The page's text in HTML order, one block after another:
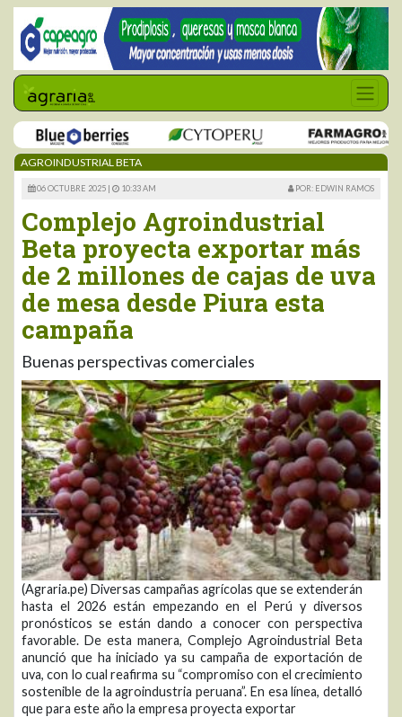
AGROINDUSTRIAL BETA
06 OCTUBRE 2025 | 10:33 AM POR: EDWIN RAMOS
Complejo Agroindustrial
Beta proyecta exportar más
de 2 millones de cajas de uva
de mesa desde Piura esta
campaña
Buenas perspectivas comerciales
(Agraria.pe) Diversas campañas agrícolas que se extenderán
hasta el 2026 están empezando en el Perú y diversos
pronósticos se están dando a conocer con perspectiva
favorable. De esta manera, Complejo Agroindustrial Beta
anunció que ha iniciado ya su campaña de exportación de
uva, con lo cual reafirma su “compromiso con el crecimiento
sostenible de la agroindustria peruana”. En esa línea, detalló
que para este año la empresa proyecta exportar